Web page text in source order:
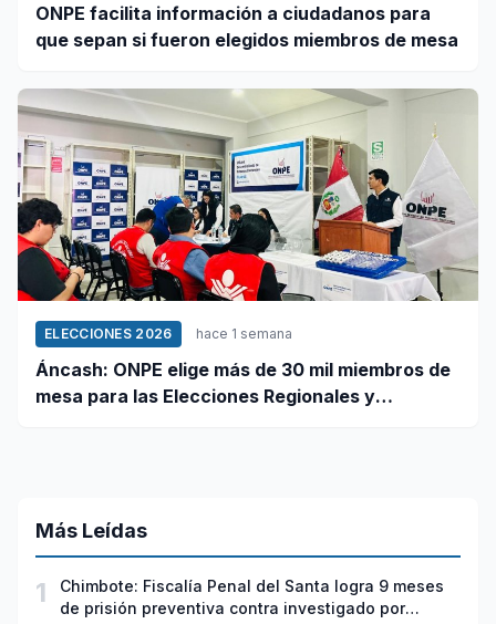
ONPE facilita información a ciudadanos para
que sepan si fueron elegidos miembros de mesa
ELECCIONES 2026 hace 1 semana
Áncash: ONPE elige más de 30 mil miembros de
mesa para las Elecciones Regionales y
Más Leídas
1
Chimbote: Fiscalía Penal del Santa logra 9 meses
de prisión preventiva contra investigado por